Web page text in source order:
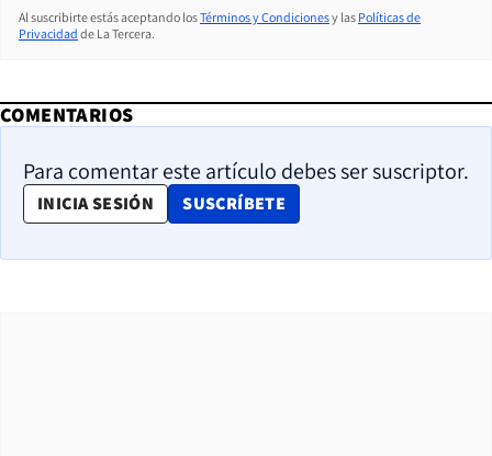
Al suscribirte estás aceptando losTérminos y Condicionesy las Políticas de
Privacidad de La Tercera.
COMENTARIOS
Para comentar este artículo debes ser suscriptor.
INICIA SESIÓN SUSCRÍBETE
OPENS IN NEW WINDOW